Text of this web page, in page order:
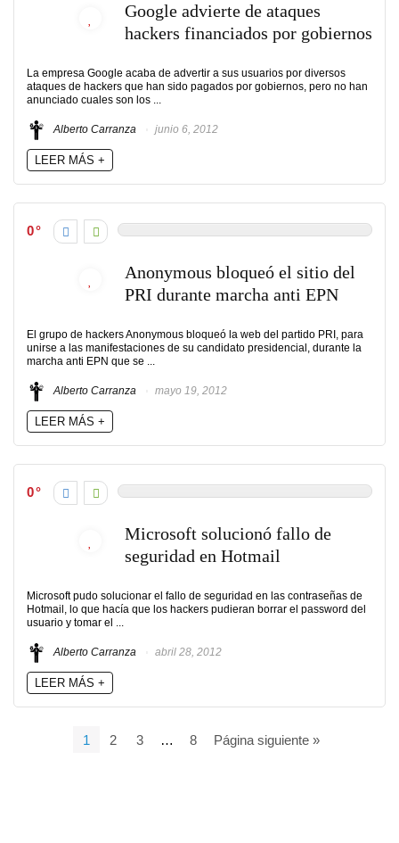
Google advierte de ataques
hackers financiados por gobiernos
La empresa Google acaba de advertir a sus usuarios por diversos
ataques de hackers que han sido pagados por gobiernos, pero no han
anunciado cuales son los ...
Alberto Carranza junio 6, 2012
LEER MÁS +
0
Anonymous bloqueó el sitio del
PRI durante marcha anti EPN
El grupo de hackers Anonymous bloqueó la web del partido PRI, para
unirse a las manifestaciones de su candidato presidencial, durante la
marcha anti EPN que se ...
Alberto Carranza mayo 19, 2012
LEER MÁS +
0
Microsoft solucionó fallo de
seguridad en Hotmail
Microsoft pudo solucionar el fallo de seguridad en las contraseñas de
Hotmail, lo que hacía que los hackers pudieran borrar el password del
usuario y tomar el ...
Alberto Carranza abril 28, 2012
LEER MÁS +
1 2 3 … 8 Página siguiente »